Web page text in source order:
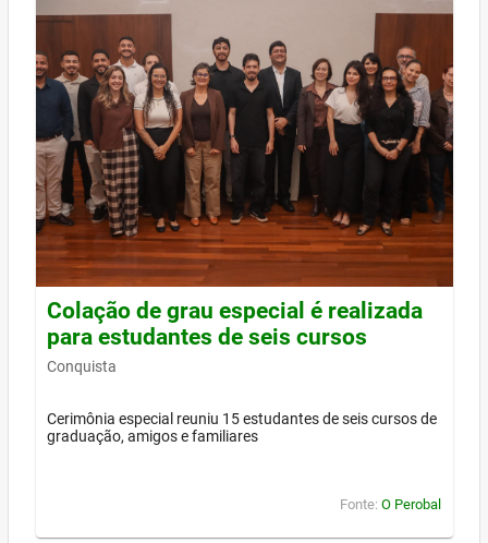
Colação de grau especial é realizada
para estudantes de seis cursos
Conquista
Cerimônia especial reuniu 15 estudantes de seis cursos de
graduação, amigos e familiares
Fonte: O Perobal